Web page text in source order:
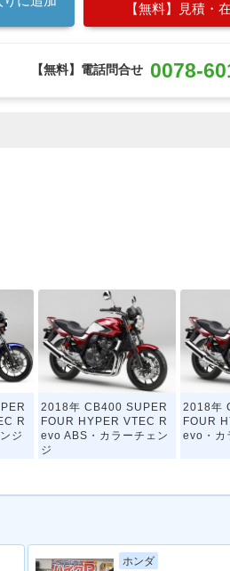
【無料】見積・
【無料】電話問合せ 0078-
R
ジ
2018年 CB400 SUPER
FOUR HYPER VTEC R
evo ABS・カラーチェン
ジ
2018年
FOUR
evo・カ
ホンダ